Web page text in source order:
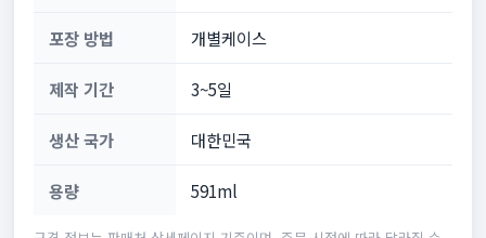
포장 방법 개별케이스
제작 기간 3~5일
생산 국가 대한민국
용량 591ml